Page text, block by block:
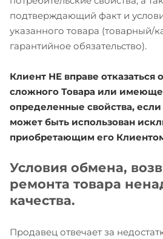
подтверждающий факт и
указанного товара (товарный/
гарантийное обязательство).
Клиент НЕ вправе отказаться
сложного Товара или
определенные свойства,
может быть использован
приобретающим его
Условия обмена,
ремонта товара
качества.
Продавец отвечает за